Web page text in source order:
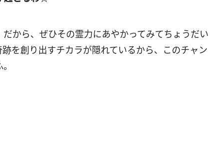
から、ぜひその霊力にあやかってみてちょうだい
を創り出すチカラが隠れているから、このチャン